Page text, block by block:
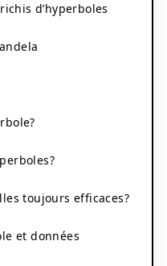
d’hyperboles
toujours efficaces?
et données